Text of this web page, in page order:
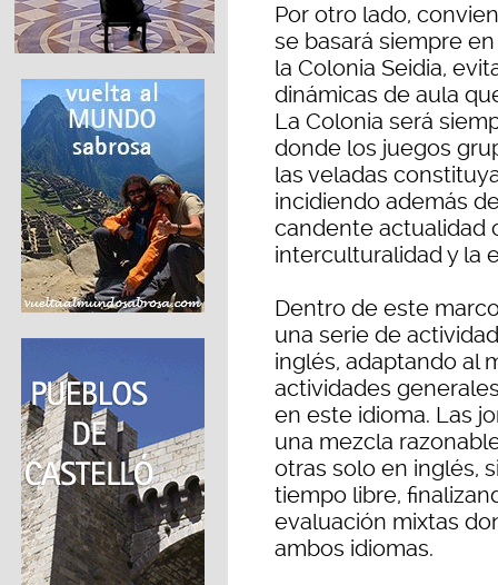
Por otro lado,
se basará siempre
la Colonia Seidia,
dinámicas de aula
La Colonia será
donde los juegos
las veladas
incidiendo además
candente actualidad
interculturalidad y la
Dentro de este
una serie de
inglés, adaptando al
actividades
en este idioma. Las
una mezcla
otras solo en inglés,
tiempo libre,
evaluación mixtas
ambos idiomas.